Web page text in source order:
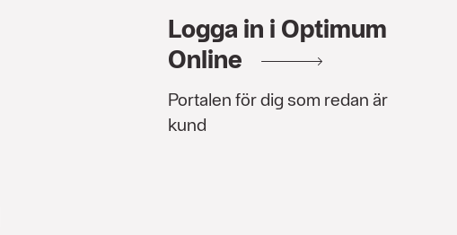
Logga in i Optimum
Online
Portalen för dig som redan är
kund